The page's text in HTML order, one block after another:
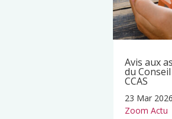
Avis aux
du
CCAS
23 Mar 2026
Zoom Actu